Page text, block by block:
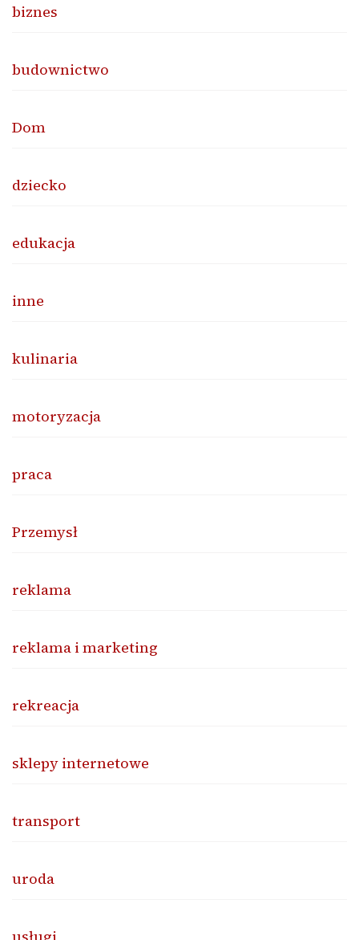
biznes
budownictwo
Dom
dziecko
edukacja
inne
kulinaria
motoryzacja
praca
Przemysł
reklama
reklama i marketing
rekreacja
sklepy internetowe
transport
uroda